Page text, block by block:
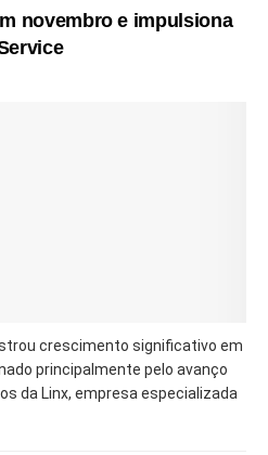
novembro e impulsiona
crescimento significativo em
principalmente pelo avanço
da Linx, empresa especializada